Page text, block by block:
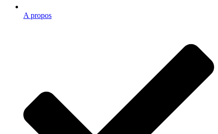
A propos